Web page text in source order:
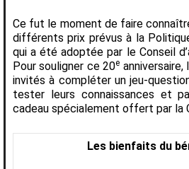
Ce fut le moment de faire
différents prix prévus à la
qui a été adoptée par le Conseil
Pour souligner ce 20e
invités à compléter un jeu-
tester leurs connaissances et
cadeau spécialement offert par la
Les bienfaits du